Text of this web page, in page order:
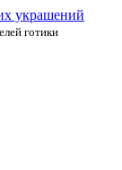
готики